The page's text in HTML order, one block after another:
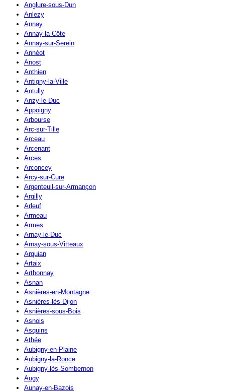
Anglure-sous-Dun
Anlezy
Annay
Annay-la-Côte
Annay-sur-Serein
Annéot
Anost
Anthien
Antigny-la-Ville
Antully
Anzy-le-Duc
Appoigny
Arbourse
Arc-sur-Tille
Arceau
Arcenant
Arces
Arconcey
Arcy-sur-Cure
Argenteuil-sur-Armançon
Argilly
Arleuf
Armeau
Armes
Arnay-le-Duc
Arnay-sous-Vitteaux
Arquian
Artaix
Arthonnay
Asnan
Asnières-en-Montagne
Asnières-lès-Dijon
Asnières-sous-Bois
Asnois
Asquins
Athée
Aubigny-en-Plaine
Aubigny-la-Ronce
Aubigny-lès-Sombernon
Augy
Aunay-en-Bazois